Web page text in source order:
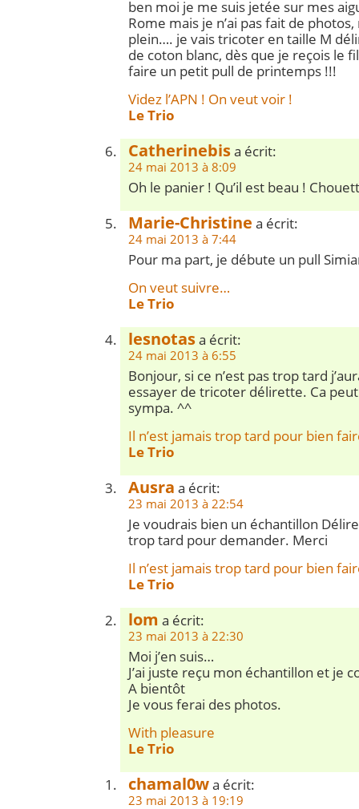
ben moi je me suis jetée sur mes
Rome mais je n’ai pas fait de
plein…. je vais tricoter en taille M
de coton blanc, dès que je reçois le
faire un petit pull de printemps !!!
Videz l’APN ! On veut voir !
Le Trio
Catherinebisa écrit:
24 mai 2013 à 8:09
Oh le panier ! Qu’il est beau !
Marie-Christine a écrit:
24 mai 2013 à 7:44
Pour ma part, je débute un pull
On veut suivre…
Le Trio
lesnotasa écrit:
24 mai 2013 à 6:55
Bonjour, si ce n’est pas trop tard
essayer de tricoter délirette. Ca
sympa. ^^
Il n’est jamais trop tard pour bien
Le Trio
Ausra a écrit:
23 mai 2013 à 22:54
Je voudrais bien un échantillon
trop tard pour demander. Merci
Il n’est jamais trop tard pour bien
Le Trio
lom a écrit:
23 mai 2013 à 22:30
Moi j’en suis…
J’ai juste reçu mon échantillon et je
A bientôt
Je vous ferai des photos.
With pleasure
Le Trio
chamal0wa écrit:
23 mai 2013 à 19:19